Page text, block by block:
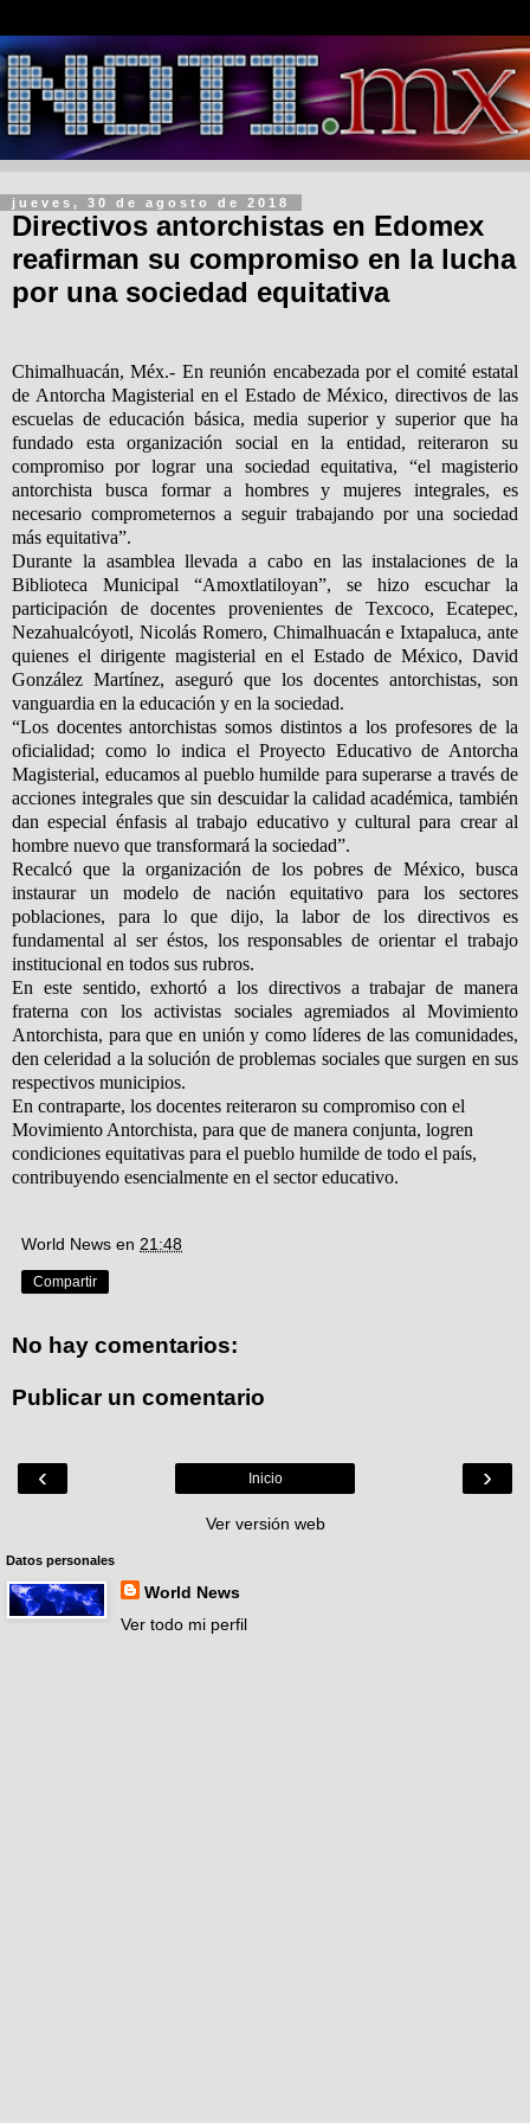
jueves, 30 de agosto de 2018
Directivos antorchistas en Edomex
reafirman su compromiso en la lucha
por una sociedad equitativa
Chimalhuacán, Méx.- En reunión encabezada por el comité estatal
de Antorcha Magisterial en el Estado de México, directivos de las
escuelas de educación básica, media superior y superior que ha
fundado esta organización social en la entidad, reiteraron su
compromiso por lograr una sociedad equitativa, “el magisterio
antorchista busca formar a hombres y mujeres integrales, es
necesario comprometernos a seguir trabajando por una sociedad
más equitativa”.
Durante la asamblea llevada a cabo en las instalaciones de la
Biblioteca Municipal “Amoxtlatiloyan”, se hizo escuchar la
participación de docentes provenientes de Texcoco, Ecatepec,
Nezahualcóyotl, Nicolás Romero, Chimalhuacán e Ixtapaluca, ante
quienes el dirigente magisterial en el Estado de México, David
González Martínez, aseguró que los docentes antorchistas, son
vanguardia en la educación y en la sociedad.
“Los docentes antorchistas somos distintos a los profesores de la
oficialidad; como lo indica el Proyecto Educativo de Antorcha
Magisterial, educamos al pueblo humilde para superarse a través de
acciones integrales que sin descuidar la calidad académica, también
dan especial énfasis al trabajo educativo y cultural para crear al
hombre nuevo que transformará la sociedad”.
Recalcó que la organización de los pobres de México, busca
instaurar un modelo de nación equitativo para los sectores
poblaciones, para lo que dijo, la labor de los directivos es
fundamental al ser éstos, los responsables de orientar el trabajo
institucional en todos sus rubros.
En este sentido, exhortó a los directivos a trabajar de manera
fraterna con los activistas sociales agremiados al Movimiento
Antorchista, para que en unión y como líderes de las comunidades,
den celeridad a la solución de problemas sociales que surgen en sus
respectivos municipios.
En contraparte, los docentes reiteraron su compromiso con el
Movimiento Antorchista, para que de manera conjunta, logren
condiciones equitativas para el pueblo humilde de todo el país,
contribuyendo esencialmente en el sector educativo.
World News en 21:48
Compartir
No hay comentarios:
Publicar un comentario
‹ ›
Inicio
Ver versión web
Datos personales
World News
Ver todo mi perfil